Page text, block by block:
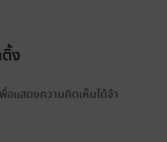
ง
อแสดงความคิดเห็นได้จ้า